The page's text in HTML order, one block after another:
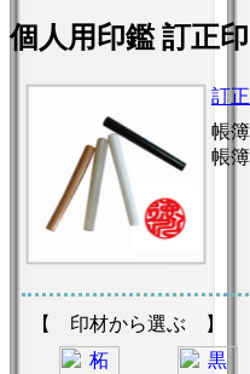
個人用印鑑 訂正印
訂
帳
帳
【 印材から選ぶ 】